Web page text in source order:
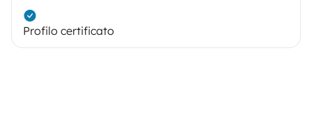
Profilo certificato